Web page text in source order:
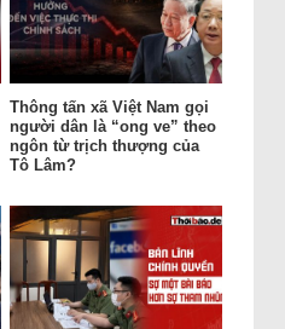
Thông tấn xã Việt Nam gọi
người dân là “ong ve” theo
ngôn từ trịch thượng của
Tô Lâm?